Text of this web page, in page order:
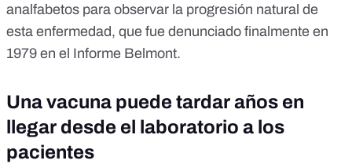
analfabetos para observar la progresión natural de
esta enfermedad, que fue denunciado finalmente en
1979 en el Informe Belmont.
Una vacuna puede tardar años en
llegar desde el laboratorio a los
pacientes